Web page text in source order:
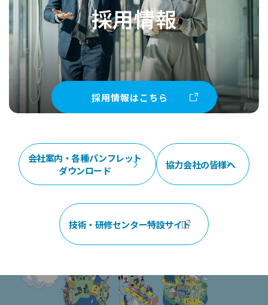
採用情報
採用情報はこちら
会社案内・各種パンフレット
ダウンロード
協力会社の皆様へ
技術・研修センター特設サイト